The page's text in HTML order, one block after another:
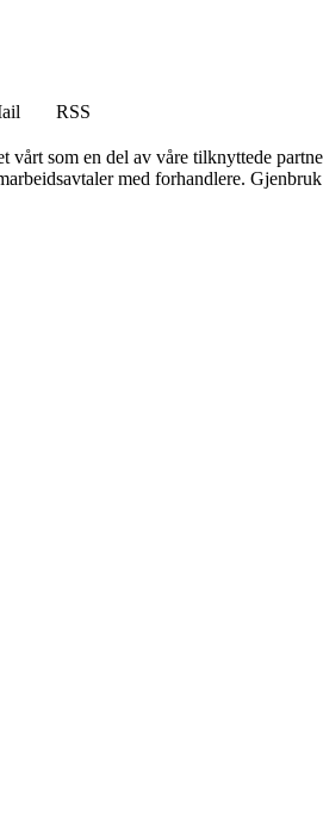
RSS
som en del av våre tilknyttede
med forhandlere.